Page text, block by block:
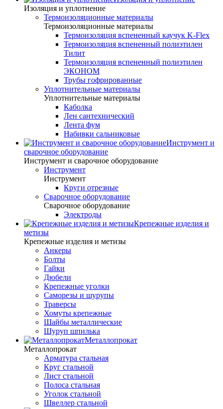
Изоляция и уплотнение
Термоизоляционные материалы
Термоизоляционные материалы
Термоизоляция вспененный каучук K-Flex
Термоизоляция вспененный полиэтилен
Тилит
Термоизоляция вспененный полиэтилен
ЭКОНОМ
Трубы гофрированные
Уплотнительные материалы
Уплотнительные материалы
Каболка
Лен сантехнический
Лента фум
Набивки сальниковые
Инструмент и
сварочное оборудование
Инструмент и сварочное оборудование
Инструмент
Инструмент
Круги отрезные
Сварочное оборудование
Сварочное оборудование
Электроды
Крепежные изделия и
метизы
Крепежные изделия и метизы
Анкеры
Болты
Гайки
Дюбели
Крепежные уголки
Саморезы и шурупы
Траверсы
Хомуты крепежные
Шайбы металлические
Шуруп шпилька
Металлопрокат
Металлопрокат
Арматура стальная
Круг стальной
Лист стальной
Полоса стальная
Уголок стальной
Швеллер стальной